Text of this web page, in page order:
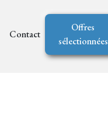
Contact
Offres
sélectionnées